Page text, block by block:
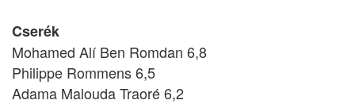
Cserék
Mohamed Alí Ben Romdan 6,8
Philippe Rommens 6,5
Adama Malouda Traoré 6,2